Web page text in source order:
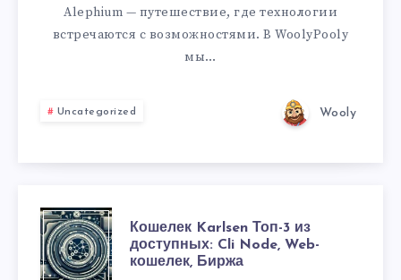
Alephium — путешествие, где технологии
встречаются с возможностями. В WoolyPooly
мы…
Uncategorized Wooly
Кошелек Karlsen Топ-3 из
доступных: Cli Node, Web-
кошелек, Биржа